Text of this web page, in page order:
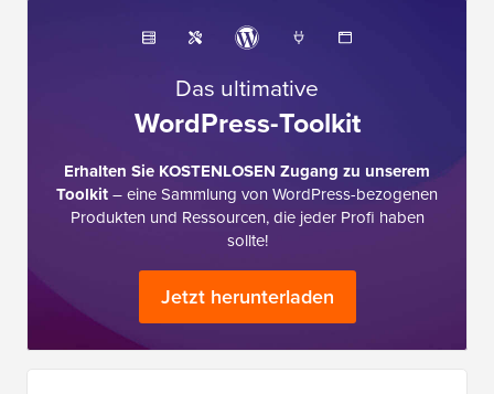
Das ultimative
WordPress-Toolkit
Erhalten Sie KOSTENLOSEN Zugang zu unserem
Toolkit– eine Sammlung von WordPress-bezogenen
Produkten und Ressourcen, die jeder Profi haben
sollte!
Jetzt herunterladen